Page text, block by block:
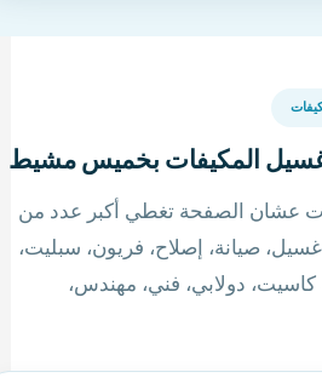
المكيفات بخميس مشيط
عشان الصفحة تغطي أكبر عدد من
صيانة، إصلاح، فريون، سبليت،
دولابي، فني، مهندس،